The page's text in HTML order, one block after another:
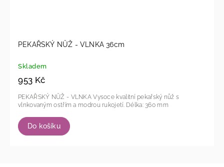
PEKAŘSKÝ NŮŽ - VLNKA 36cm
Skladem
953 Kč
Do košíku
PEKAŘSKÝ NŮŽ - VLNKA Vysoce kvalitní pekařský nůž s